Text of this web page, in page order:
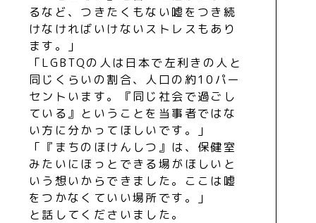
るなど、つきたくもない嘘をつき続
けなければいけないストレスもあり
ます。」
「LGBTQの人は日本で左利きの人と
同じくらいの割合、人口の約10パー
セントいます。『同じ社会で過ごし
ている』ということを当事者ではな
い方に分かってほしいです。」
「『まちのほけんしつ』は、保健室
みたいにほっとできる場がほしいと
いう想いからできました。ここは嘘
をつかなくていい場所です。」
と話してくださいました。